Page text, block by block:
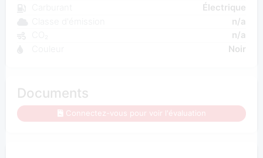
Électrique
n/a
n/a
Noir
Documents
Connectez-vous pour voir l'évaluation